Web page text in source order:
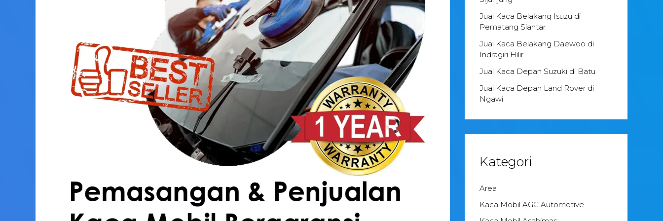
Jual Kaca Belakang Isuzu di
Pematang Siantar
Jual Kaca Belakang Daewoo di
Indragiri Hilir
Jual Kaca Depan Suzuki di Batu
Jual Kaca Depan Land Rover di
Ngawi
Kategori
Area
Kaca Mobil AGC Automotive